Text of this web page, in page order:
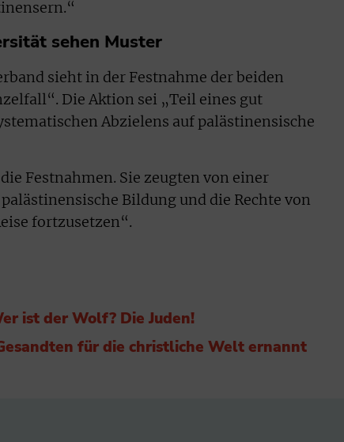
sehen Muster
sieht in der Festnahme der beiden
Die Aktion sei „Teil eines gut
Abzielens auf palästinensische
Festnahmen. Sie zeugten von einer
Bildung und die Rechte von
fortzusetzen“.
ist der Wolf? Die Juden!
für die christliche Welt ernannt